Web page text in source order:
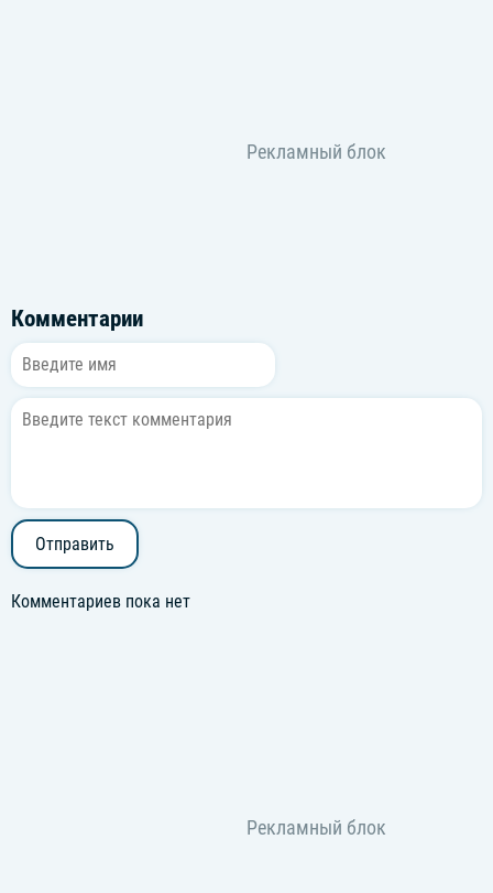
Комментарии
Отправить
Комментариев пока нет